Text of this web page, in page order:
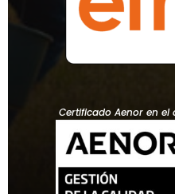
Certificado Aenor en el